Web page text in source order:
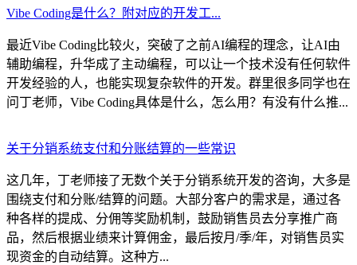
Vibe Coding是什么？附对应的开发工...
最近Vibe Coding比较火，突破了之前AI编程的理念，让AI由
辅助编程，升华成了主动编程，可以让一个技术没有任何软件
开发经验的人，也能实现复杂软件的开发。群里很多同学也在
问丁老师，Vibe Coding具体是什么，怎么用？有没有什么推...
关于分销系统支付和分账结算的一些常识
这几年，丁老师接了无数个关于分销系统开发的咨询，大多是
围绕支付和分账/结算的问题。大部分客户的需求是，通过各
种各样的提成、分佣等奖励机制，鼓励销售员去分享推广商
品，然后根据业绩来计算佣金，最后按月/季/年，对销售员实
现资金的自动结算。这种方...